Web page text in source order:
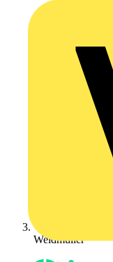
Weidmüller